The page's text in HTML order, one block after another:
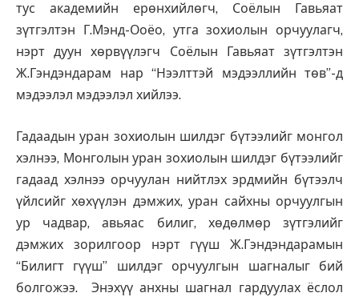
тус академийн ерөнхийлөгч, Соёлын Гавьяат
зүтгэлтэн Г.Мэнд-Ооёо, утга зохиолын орчуулагч,
нэрт дуун хөрвүүлэгч Соёлын Гавьяат зүтгэлтэн
Ж.Гэндэндарам нар “Нээлттэй мэдээллийн төв”-д
мэдээлэл мэдээлэл хийлээ.
Гадаадын уран зохиолын шилдэг бүтээлийг монгол
хэлнээ, Монголын уран зохиолын шилдэг бүтээлийг
гадаад хэлнээ орчуулан нийтлэх эрдмийн бүтээлч
үйлсийг хөхүүлэн дэмжих, уран сайхны орчуулгын
ур чадвар, авьяас билиг, хөдөлмөр зүтгэлийг
дэмжих зорилгоор нэрт гүүш Ж.Гэндэндарамын
“Билигт гүүш” шилдэг орчуулгын шагналыг бий
болгожээ. Энэхүү анхны шагнал гардуулах ёслол